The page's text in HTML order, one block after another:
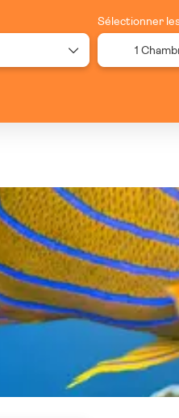
Sélectionner
1